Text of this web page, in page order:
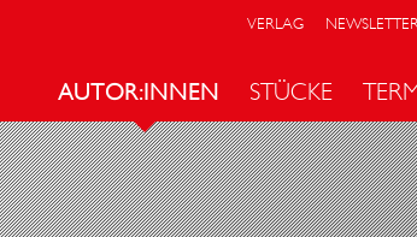
VERLAG
AUTOR:INNEN STÜCKE